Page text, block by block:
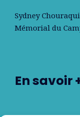
Sydney Chouraqui
Mémorial du
En savoir